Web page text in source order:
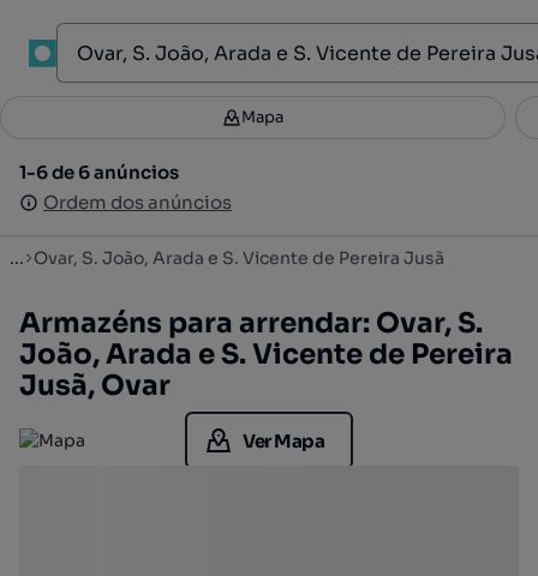
Filtros 3
1-6 de 6 anúncios
Ordem dos anúncios
Mapa
1-6 de 6 anúncios
Ordem dos anúncios
... Ovar, S. João, Arada e S. Vicente de Pereira Jusã
Armazéns para arrendar: Ovar, S.
João, Arada e S. Vicente de Pereira
Jusã, Ovar
Ver Mapa